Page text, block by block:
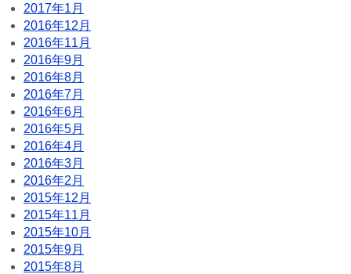
2017年1月
2016年12月
2016年11月
2016年9月
2016年8月
2016年7月
2016年6月
2016年5月
2016年4月
2016年3月
2016年2月
2015年12月
2015年11月
2015年10月
2015年9月
2015年8月